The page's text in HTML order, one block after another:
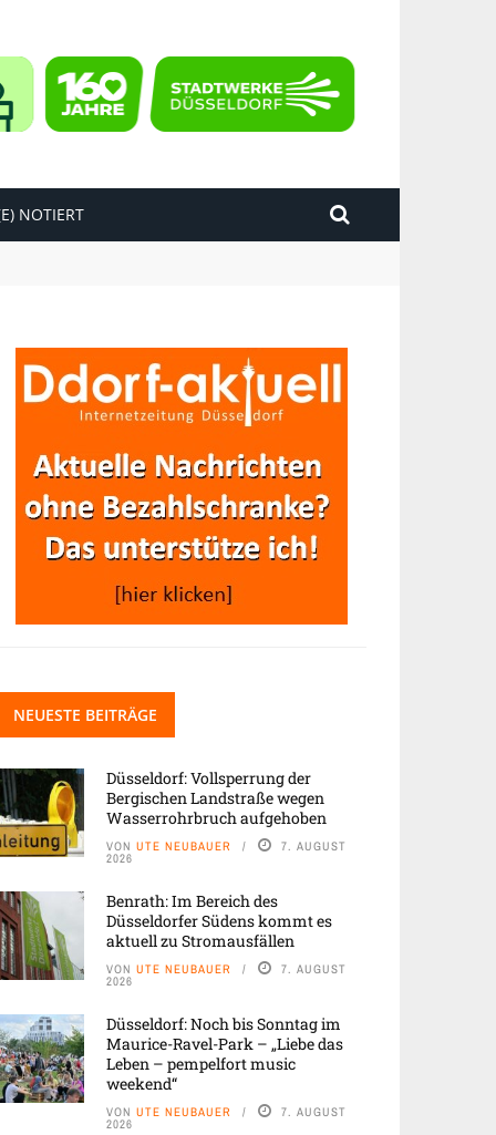
NOTIERT
NEUESTE BEITRÄGE
Düsseldorf: Vollsperrung der
Bergischen Landstraße wegen
Wasserrohrbruch aufgehoben
VON UTE NEUBAUER 7. AUGUST
2026
Benrath: Im Bereich des
Düsseldorfer Südens kommt es
aktuell zu Stromausfällen
VON UTE NEUBAUER 7. AUGUST
2026
Düsseldorf: Noch bis Sonntag im
Maurice-Ravel-Park – „Liebe das
Leben – pempelfort music
weekend“
VON UTE NEUBAUER 7. AUGUST
2026